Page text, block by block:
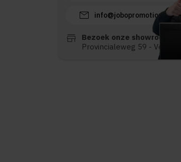
mail info@jobopromotions.nl
store
Bezoek onze showroom:
Provincialeweg 59 - Velddriel